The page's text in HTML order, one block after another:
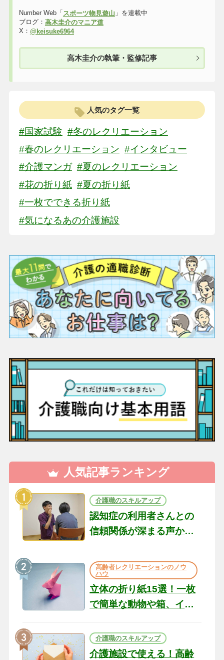
Number Web「 スポーツ物見遊山 」を連載中
ブログ： 高木圭介のマニア道
X： @keisuke6964
高木圭介の執筆・監修記事
人気のタグ一覧
#国家試験 #冬のレクリエーション
#春のレクリエーション #インタビュー
#介護マンガ #夏のレクリエーション
#花の折り紙 #夏の折り紙
#一枚でできる折り紙
#気になるあの介護施設
人気記事ランキング
介護職のスキルアップ
認知症の利用者さんとの
信頼関係が深まる声かけ
の現場から（22）
高齢者レクリエーションのノウ
ハウ
立体の折り紙15選！一枚
で簡単な動物や箱、イン
介護職のスキルアップ
介護施設で使える！高齢